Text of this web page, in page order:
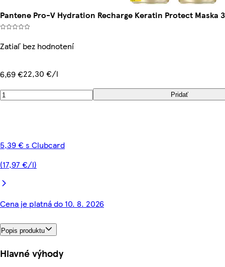
Pantene Pro-V Hydration Recharge Keratin Protect Maska
Zatiaľ bez hodnotení
6,69 €22,30 €/l
Pridať
5,39 € s Clubcard
(17,97 €/l)
Cena je platná do 10. 8. 2026
Popis produktu
Hlavné výhody